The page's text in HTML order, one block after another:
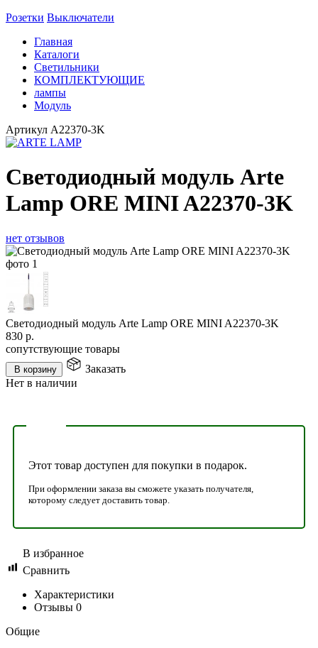
Розетки Выключатели
Главная
Каталоги
Светильники
КОМПЛЕКТУЮЩИЕ
лампы
Модуль
Артикул A22370-3K
Светодиодный модуль Arte
Lamp ORE MINI A22370-3K
нет отзывов
Светодиодный модуль Arte Lamp ORE MINI A22370-3K
830 р.
сопутствующие товары
В корзину
Заказать
Нет в наличии
Этот товар доступен для покупки в подарок.
При оформлении заказа вы сможете указать получателя,
которому следует доставить товар.
В избранное
Сравнить
Характеристики
Отзывы 0
Общие